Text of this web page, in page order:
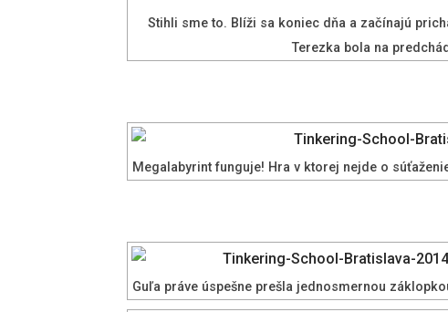
Stihli sme to. Blíži sa koniec dňa a začínajú
Terezka bola na
Megalabyrint funguje! Hra v ktorej nejde o
Guľa práve úspešne prešla jednosmernou